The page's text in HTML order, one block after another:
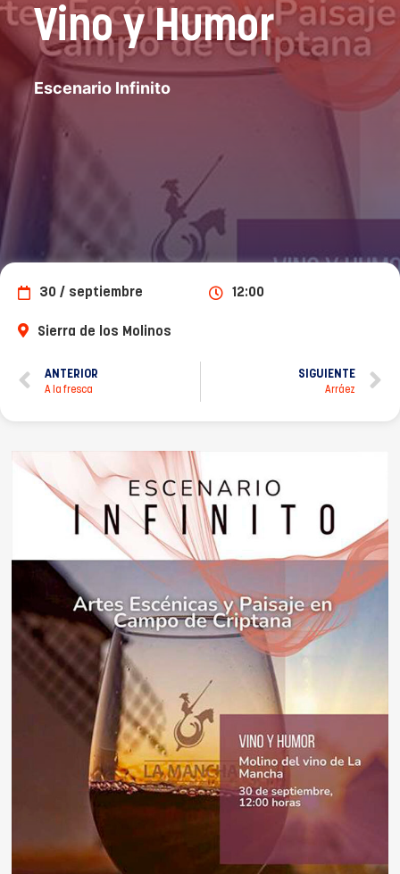
Vino y Humor
Escenario Infinito
30 / septiembre 12:00
Sierra de los Molinos
ANTERIOR
A la fresca
SIGUIENTE
Arráez